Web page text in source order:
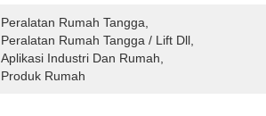
Peralatan Rumah Tangga,
Peralatan Rumah Tangga / Lift Dll,
Aplikasi Industri Dan Rumah,
Produk Rumah